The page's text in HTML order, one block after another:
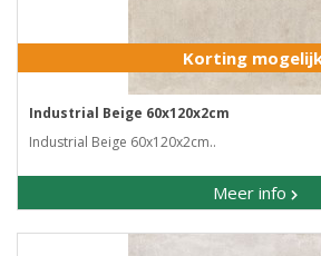
Korting
Industrial Beige 60x120x2cm
Industrial Beige 60x120x2cm..
Meer info